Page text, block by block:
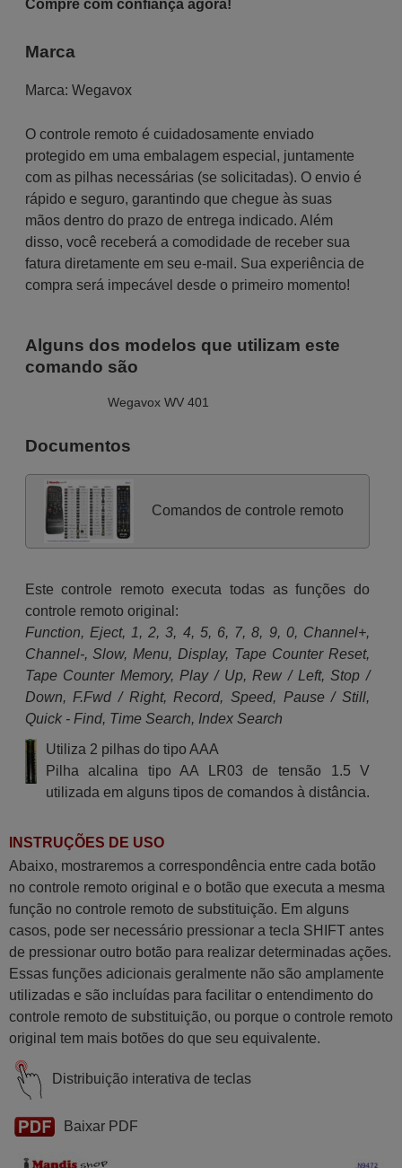
Compre com confiança agora!
Marca
Marca: Wegavox
O controle remoto é cuidadosamente enviado
protegido em uma embalagem especial, juntamente
com as pilhas necessárias (se solicitadas). O envio é
rápido e seguro, garantindo que chegue às suas
mãos dentro do prazo de entrega indicado. Além
disso, você receberá a comodidade de receber sua
fatura diretamente em seu e-mail. Sua experiência de
compra será impecável desde o primeiro momento!
Alguns dos modelos que utilizam este
comando são
Wegavox WV 401
Documentos
Comandos de controle remoto
Este controle remoto executa todas as funções do
controle remoto original:
Function, Eject, 1, 2, 3, 4, 5, 6, 7, 8, 9, 0, Channel+,
Channel-, Slow, Menu, Display, Tape Counter Reset,
Tape Counter Memory, Play / Up, Rew / Left, Stop /
Down, F.Fwd / Right, Record, Speed, Pause / Still,
Quick - Find, Time Search, Index Search
Utiliza 2 pilhas do tipo AAA
Pilha alcalina tipo AA LR03 de tensão 1.5 V
utilizada em alguns tipos de comandos à distância.
INSTRUÇÕES DE USO
Abaixo, mostraremos a correspondência entre cada botão
no controle remoto original e o botão que executa a mesma
função no controle remoto de substituição. Em alguns
casos, pode ser necessário pressionar a tecla SHIFT antes
de pressionar outro botão para realizar determinadas ações.
Essas funções adicionais geralmente não são amplamente
utilizadas e são incluídas para facilitar o entendimento do
controle remoto de substituição, ou porque o controle remoto
original tem mais botões do que seu equivalente.
Distribuição interativa de teclas
Baixar PDF